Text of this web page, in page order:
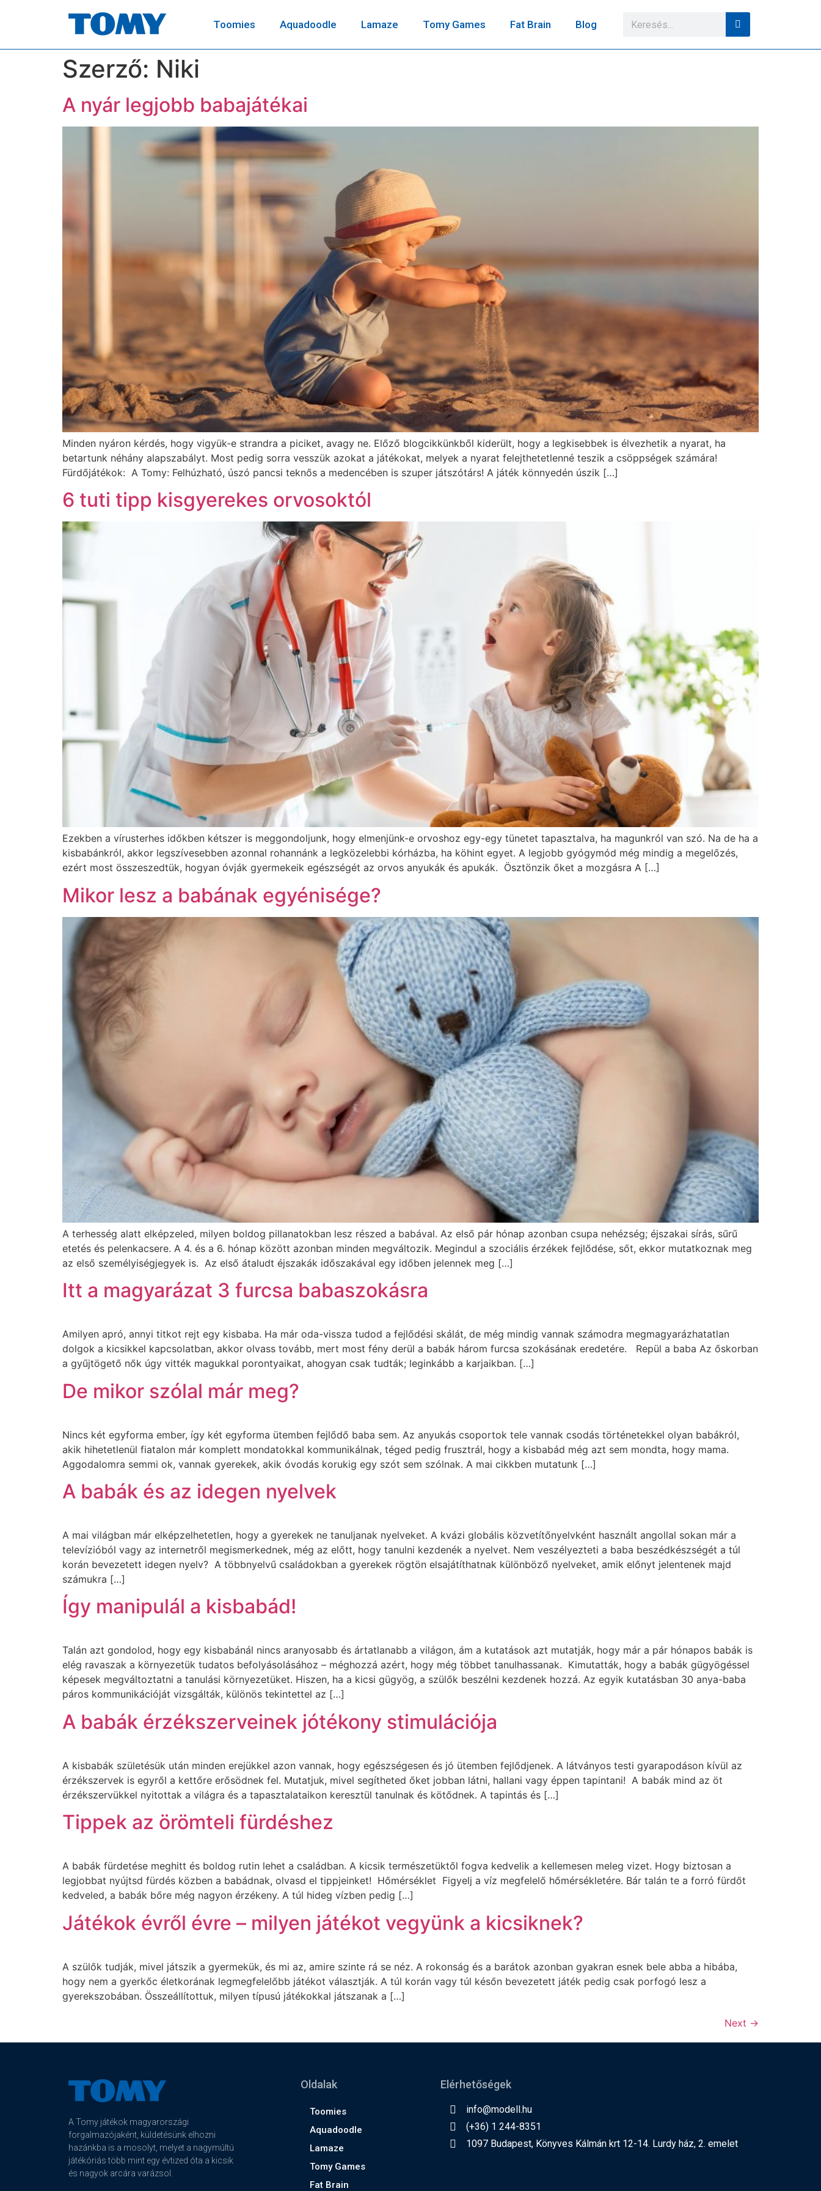
Toomies Aquadoodle Lamaze Tomy Games Fat Brain Blog
Szerző: Niki
A nyár legjobb babajátékai
Minden nyáron kérdés, hogy vigyük-e strandra a piciket, avagy ne. Előző blogcikkünkből kiderült, hogy a legkisebbek is élvezhetik a nyarat, ha
betartunk néhány alapszabályt. Most pedig sorra vesszük azokat a játékokat, melyek a nyarat felejthetetlenné teszik a csöppségek számára!
Fürdőjátékok: A Tomy: Felhúzható, úszó pancsi teknős a medencében is szuper játszótárs! A játék könnyedén úszik […]
6 tuti tipp kisgyerekes orvosoktól
Ezekben a vírusterhes időkben kétszer is meggondoljunk, hogy elmenjünk-e orvoshoz egy-egy tünetet tapasztalva, ha magunkról van szó. Na de ha a
kisbabánkról, akkor legszívesebben azonnal rohannánk a legközelebbi kórházba, ha köhint egyet. A legjobb gyógymód még mindig a megelőzés,
ezért most összeszedtük, hogyan óvják gyermekeik egészségét az orvos anyukák és apukák. Ösztönzik őket a mozgásra A […]
Mikor lesz a babának egyénisége?
A terhesség alatt elképzeled, milyen boldog pillanatokban lesz részed a babával. Az első pár hónap azonban csupa nehézség; éjszakai sírás, sűrű
etetés és pelenkacsere. A 4. és a 6. hónap között azonban minden megváltozik. Megindul a szociális érzékek fejlődése, sőt, ekkor mutatkoznak meg
az első személyiségjegyek is. Az első átaludt éjszakák időszakával egy időben jelennek meg […]
Itt a magyarázat 3 furcsa babaszokásra
Amilyen apró, annyi titkot rejt egy kisbaba. Ha már oda-vissza tudod a fejlődési skálát, de még mindig vannak számodra megmagyarázhatatlan
dolgok a kicsikkel kapcsolatban, akkor olvass tovább, mert most fény derül a babák három furcsa szokásának eredetére. Repül a baba Az őskorban
a gyűjtögető nők úgy vitték magukkal porontyaikat, ahogyan csak tudták; leginkább a karjaikban. […]
De mikor szólal már meg?
Nincs két egyforma ember, így két egyforma ütemben fejlődő baba sem. Az anyukás csoportok tele vannak csodás történetekkel olyan babákról,
akik hihetetlenül fiatalon már komplett mondatokkal kommunikálnak, téged pedig frusztrál, hogy a kisbabád még azt sem mondta, hogy mama.
Aggodalomra semmi ok, vannak gyerekek, akik óvodás korukig egy szót sem szólnak. A mai cikkben mutatunk […]
A babák és az idegen nyelvek
A mai világban már elképzelhetetlen, hogy a gyerekek ne tanuljanak nyelveket. A kvázi globális közvetítőnyelvként használt angollal sokan már a
televízióból vagy az internetről megismerkednek, még az előtt, hogy tanulni kezdenék a nyelvet. Nem veszélyezteti a baba beszédkészségét a túl
korán bevezetett idegen nyelv? A többnyelvű családokban a gyerekek rögtön elsajátíthatnak különböző nyelveket, amik előnyt jelentenek majd
számukra […]
Így manipulál a kisbabád!
Talán azt gondolod, hogy egy kisbabánál nincs aranyosabb és ártatlanabb a világon, ám a kutatások azt mutatják, hogy már a pár hónapos babák is
elég ravaszak a környezetük tudatos befolyásolásához – méghozzá azért, hogy még többet tanulhassanak. Kimutatták, hogy a babák gügyögéssel
képesek megváltoztatni a tanulási környezetüket. Hiszen, ha a kicsi gügyög, a szülők beszélni kezdenek hozzá. Az egyik kutatásban 30 anya-baba
páros kommunikációját vizsgálták, különös tekintettel az […]
A babák érzékszerveinek jótékony stimulációja
A kisbabák születésük után minden erejükkel azon vannak, hogy egészségesen és jó ütemben fejlődjenek. A látványos testi gyarapodáson kívül az
érzékszervek is egyről a kettőre erősödnek fel. Mutatjuk, mivel segítheted őket jobban látni, hallani vagy éppen tapintani! A babák mind az öt
érzékszervükkel nyitottak a világra és a tapasztalataikon keresztül tanulnak és kötődnek. A tapintás és […]
Tippek az örömteli fürdéshez
A babák fürdetése meghitt és boldog rutin lehet a családban. A kicsik természetüktől fogva kedvelik a kellemesen meleg vizet. Hogy biztosan a
legjobbat nyújtsd fürdés közben a babádnak, olvasd el tippjeinket! Hőmérséklet Figyelj a víz megfelelő hőmérsékletére. Bár talán te a forró fürdőt
kedveled, a babák bőre még nagyon érzékeny. A túl hideg vízben pedig […]
Játékok évről évre – milyen játékot vegyünk a kicsiknek?
A szülők tudják, mivel játszik a gyermekük, és mi az, amire szinte rá se néz. A rokonság és a barátok azonban gyakran esnek bele abba a hibába,
hogy nem a gyerkőc életkorának legmegfelelőbb játékot választják. A túl korán vagy túl későn bevezetett játék pedig csak porfogó lesz a
gyerekszobában. Összeállítottuk, milyen típusú játékokkal játszanak a […]
Next →
A Tomy játékok magyarországi
forgalmazójaként, küldetésünk elhozni
hazánkba is a mosolyt, melyet a nagymúltú
játékóriás több mint egy évtized óta a kicsik
és nagyok arcára varázsol.
Oldalak
Toomies
Aquadoodle
Lamaze
Tomy Games
Fat Brain
Elérhetőségek
info@modell.hu
(+36) 1 244-8351
1097 Budapest, Könyves Kálmán krt 12-14. Lurdy ház, 2. emelet